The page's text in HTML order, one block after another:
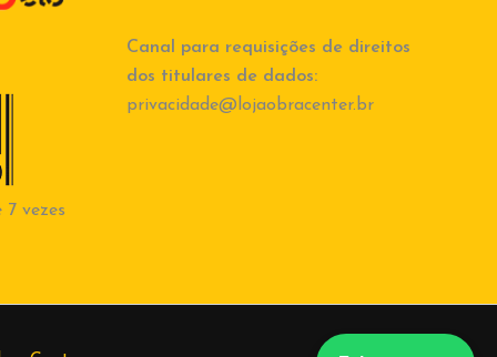
vezes
Canal para requisições de direitos
dos titulares de dados:
privacidade@lojaobracenter.br